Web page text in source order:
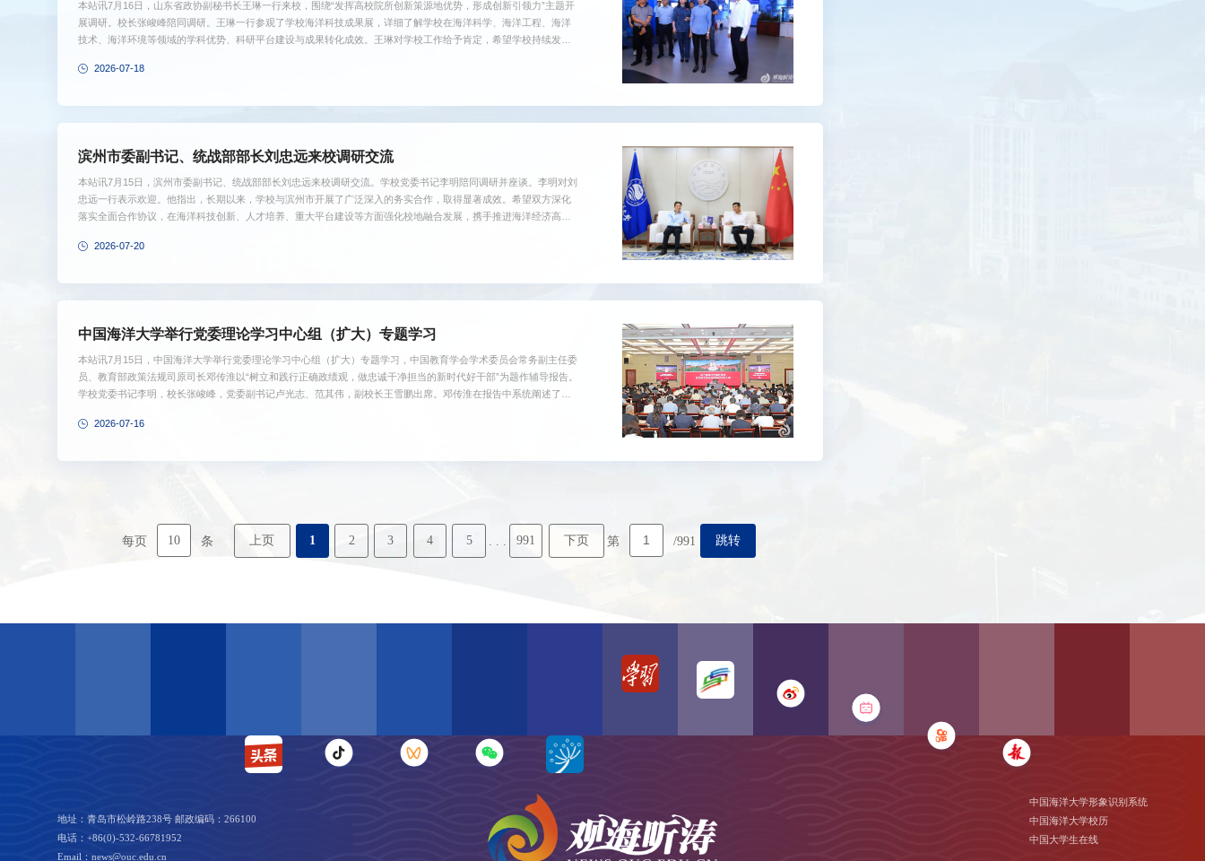
本站讯7月16日，山东省政协副秘书长王琳一行来校，围绕“发挥高校院所创新策源地优势，形成创新引领力”主题开
展调研。校长张峻峰陪同调研。王琳一行参观了学校海洋科技成果展，详细了解学校在海洋科学、海洋工程、海洋
技术、海洋环境等领域的学科优势、科研平台建设与成果转化成效。王琳对学校工作给予肯定，希望学校持续发挥
链、人才链深度融合，全面提升服务国家战略和强省建设的能力，为教育强国和海洋强国建设积极贡献海大力量。
2026-07-18
滨州市委副书记、统战部部长刘忠远来校调研交流
本站讯7月15日，滨州市委副书记、统战部部长刘忠远来校调研交流。学校党委书记李明陪同调研并座谈。李明对刘
忠远一行表示欢迎。他指出，长期以来，学校与滨州市开展了广泛深入的务实合作，取得显著成效。希望双方深化
落实全面合作协议，在海洋科技创新、人才培养、重大平台建设等方面强化校地融合发展，携手推进海洋经济高质
正奋力发展海洋经济，推动滨州北部沿海地区成为环渤海地区新的经济增长极。希望市校双方聚焦港口升级、产业
2026-07-20
中国海洋大学举行党委理论学习中心组（扩大）专题学习
本站讯7月15日，中国海洋大学举行党委理论学习中心组（扩大）专题学习，中国教育学会学术委员会常务副主任委
员、教育部政策法规司原司长邓传淮以“树立和践行正确政绩观，做忠诚干净担当的新时代好干部”为题作辅导报告。
学校党委书记李明，校长张峻峰，党委副书记卢光志、范其伟，副校长王雪鹏出席。邓传淮在报告中系统阐述了树
怀、善于沟通谋划、积极担当作为、保持清正廉洁五个方面，围绕做忠诚干净担当的新时代好干部，分享了思想认
2026-07-16
每页 10 条 上页 1 2 3 4 5 991 下页 第 /991 跳转
地址：青岛市松岭路238号 邮政编码：266100
电话：+86(0)-532-66781952
Email：news@ouc.edu.cn
中国海洋大学形象识别系统
中国海洋大学校历
中国大学生在线